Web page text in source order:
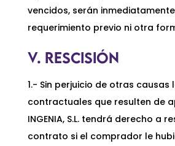
vencidos, serán
requerimiento previo ni otra
V. RESCISIÓN
1.- Sin perjuicio de otras causas
contractuales que resulten de
INGENIA, S.L. tendrá derecho a
contrato si el comprador le